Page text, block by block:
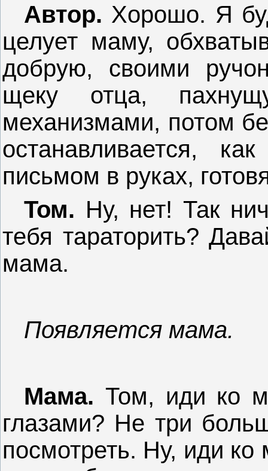
Автор. Хорошо. Я
целует маму,
добрую, своими
щеку отца,
механизмами, потом
останавливается,
письмом в руках,
Том. Ну, нет! Так
тебя тараторить?
мама.
Появляется мама.
Мама. Том, иди ко
глазами? Не три
посмотреть. Ну, иди